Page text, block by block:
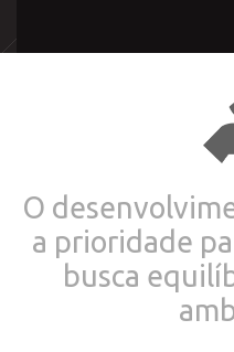
O
a prioridade
busca